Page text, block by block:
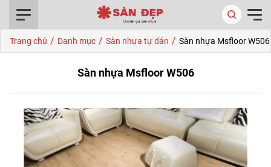
Trang chủ / Danh mục / Sàn nhựa tự dán / Sàn nhựa Msfloor W506
Sàn nhựa Msfloor W506